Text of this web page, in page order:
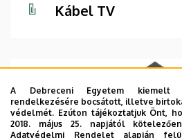
Kábel TV
A Debreceni Egyetem kiemelt
rendelkezésére bocsátott, illetve
védelmét. Ezúton tájékoztatjuk Önt,
2018. május 25. napjától
Adatvédelmi Rendelet alapján